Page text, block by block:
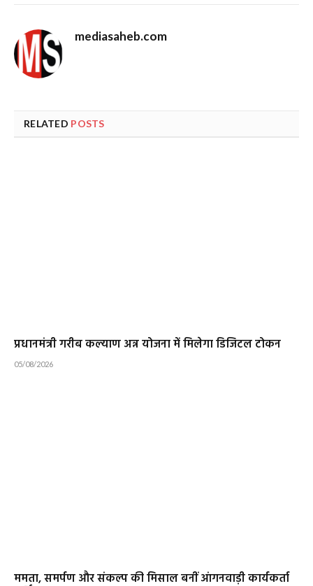
mediasaheb.com
RELATED POSTS
प्रधानमंत्री गरीब कल्याण अन्न योजना में मिलेगा डिजिटल टोकन
05/08/2026
ममता, समर्पण और संकल्प की मिसाल बनीं आंगनवाड़ी कार्यकर्ता